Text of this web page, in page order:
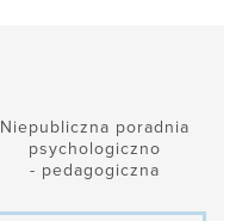
Niepubliczna poradnia
psychologiczno
- pedagogiczna